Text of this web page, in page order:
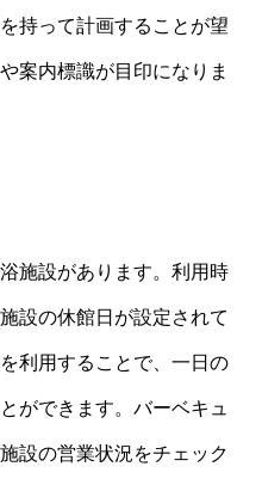
持って計画することが望
案内標識が目印になりま
施設があります。利用時
設の休館日が設定されて
利用することで、一日の
ができます。バーベキュ
設の営業状況をチェック